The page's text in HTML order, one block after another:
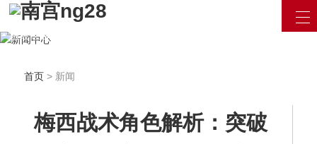
汇聚最新资讯 / 产品信息
用最专业的眼光看待互联网
首页> 新闻
梅西战术角色解析：突破